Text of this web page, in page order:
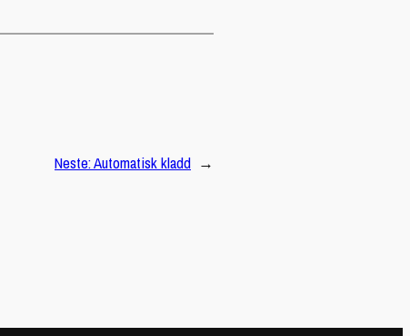
Neste:Automatisk kladd →